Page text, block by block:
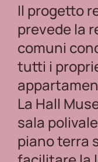
Il progetto
prevede la
comuni
tutti i
La Hall
sala
piano terra